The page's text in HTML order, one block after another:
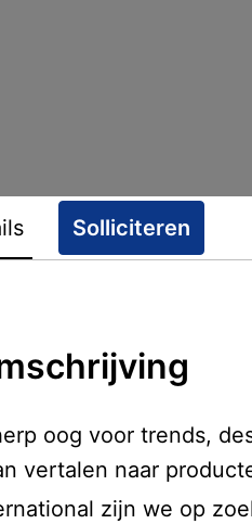
Solliciteren
oog voor trends,
vertalen naar
zijn we op